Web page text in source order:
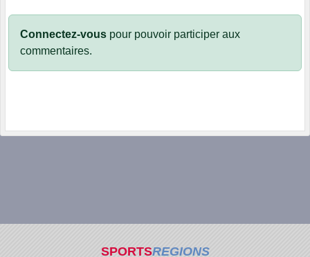
Connectez-vous pour pouvoir participer aux
commentaires.
SPORTSREGIONS